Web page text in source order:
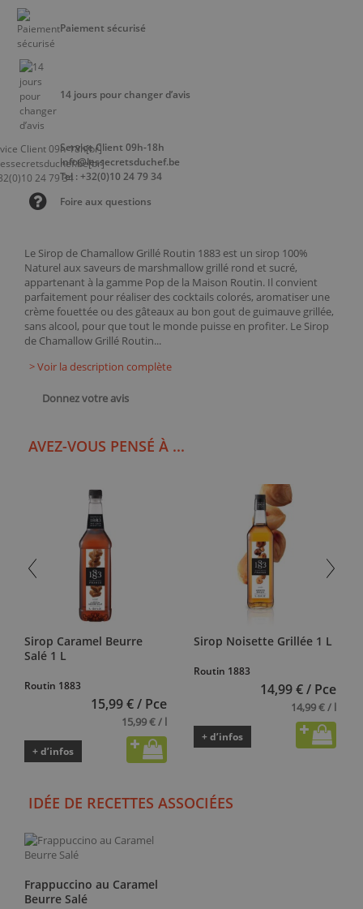
Le Sirop de Chamallow Grillé Routin 1883 est un sirop 100%
Naturel aux saveurs de marshmallow grillé rond et sucré,
appartenant à la gamme Pop de la Maison Routin. Il convient
parfaitement pour réaliser des cocktails colorés, aromatiser une
crème fouettée ou des gâteaux au bon gout de guimauve grillée,
sans alcool, pour que tout le monde puisse en profiter. Le Sirop
de Chamallow Grillé Routin...
> Voir la description complète
Donnez votre avis
Paiement sécurisé
14 jours pour changer d’avis
Service Client 09h-18h
info@lessecretsduchef.be
Tel : +32(0)10 24 79 34
Foire aux questions
AVEZ-VOUS PENSÉ À ...
Sirop Caramel Beurre
Salé 1 L
Routin 1883
15,99 € / Pce
15,99 € / l
+ d’infos
Sirop Noisette Grillée 1 L
Routin 1883
14,99 € / Pce
14,99 € / l
+ d’infos
IDÉE DE RECETTES ASSOCIÉES
Frappuccino au Caramel
Beurre Salé